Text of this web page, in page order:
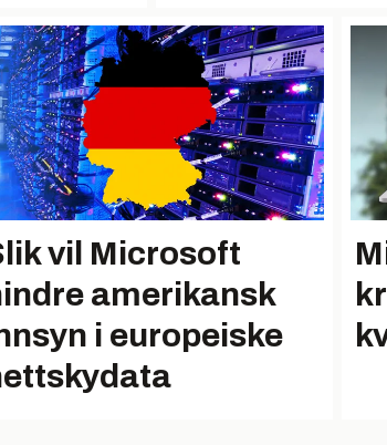
vil Microsoft
amerikansk
i europeiske